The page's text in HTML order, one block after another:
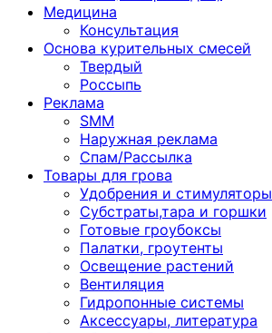
Медицина
Консультация
Основа курительных смесей
Твердый
Россыпь
Реклама
SMM
Наружная реклама
Спам/Рассылка
Товары для грова
Удобрения и стимуляторы
Субстраты,тара и горшки
Готовые гроубоксы
Палатки, гроутенты
Освещение растений
Вентиляция
Гидропонные системы
Аксессуары, литература